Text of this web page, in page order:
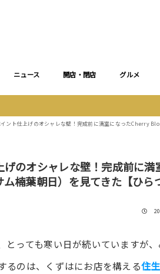
ニュース 開店・閉店 グルメ
イント仕上げのオシャレな壁！完成前に満室になったCherry
げのオシャレな壁！完成前に
ム楠葉朝日）を見てきた【ひら
とっても寒い日が続いていますが
るのは、くずはにお店を構える住